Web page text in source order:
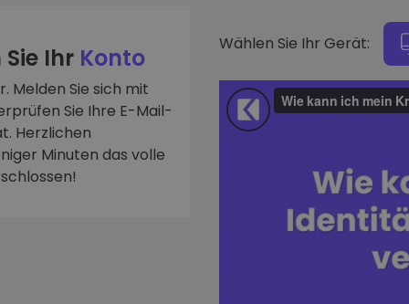
Intelligente
optimale
Ihr Konto
Melden Sie sich mit
Sie Ihre E-Mail-
Herzlichen
Minuten das volle
Wählen Sie Ihr Gerät: